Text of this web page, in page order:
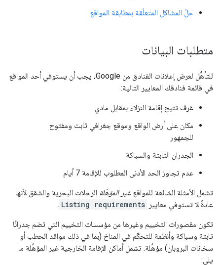
حلّ المشاكل المتعلّقة بمطابقة المواقع
متطلبات البيانات
للتأهُّل لعرض إعلانات الفنادق من Google، يجب أن يستوفي أحد المواقع
في قائمة فنادقك المعايير التالية:
غرف تتيح إقامة النزلاء بمقابل مادي
مكان على أرض الواقع وموقع جغرافي ثابت ومفتوح
للجمهور
الجدران الثابتة والسباكة
عدم تجاوز الحد الأدنى المطلوب للإقامة 7 أيام
تشمل الأمثلة الشائعة للمواقع غير المؤهّلة الرحلات البحرية والشقق لأنها
عادةً لا تستوفي معايير Listing requirements
.
تكون مقصورات التخييم وغيرها من مؤسسات التخييم التي تضم جدرانًا
ثابتة وسباكة وأنظمة للتحكّم في المناخ (بما في ذلك مواقد الحطب أو
سخانات البروبان) مؤهَّلة. تشمل أماكن الإقامة الخارجية غير المؤهَّلة ما
يلي: